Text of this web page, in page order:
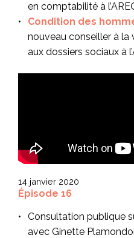
en comptabilité à
Condition des
nouveau conseiller à la
aux dossiers sociaux à
14 janvier 2020
Épisode 16
Consultation publique
avec Ginette